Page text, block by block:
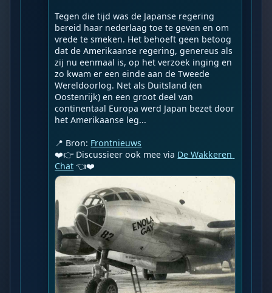
Tegen die tijd was de Japanse regering
bereid haar nederlaag toe te geven en om
vrede te smeken. Het behoeft geen betoog
dat de Amerikaanse regering, genereus als
zij nu eenmaal is, op het verzoek inging en
zo kwam er een einde aan de Tweede
Wereldoorlog. Net als Duitsland (en
Oostenrijk) en een groot deel van
continentaal Europa werd Japan bezet door
het Amerikaanse leg...
📍 Bron: Frontnieuws
❤️👉 Discussieer ook mee via De Wakkeren
Chat 👈❤️